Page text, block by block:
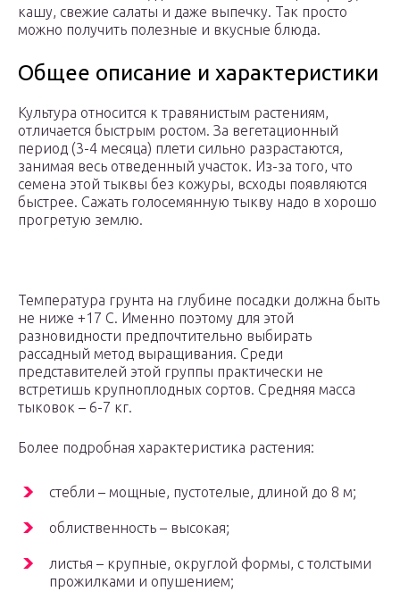
кашу, свежие салаты и даже выпечку. Так просто
можно получить полезные и вкусные блюда.
Общее описание и характеристики
Культура относится к травянистым растениям,
отличается быстрым ростом. За вегетационный
период (3-4 месяца) плети сильно разрастаются,
занимая весь отведенный участок. Из-за того, что
семена этой тыквы без кожуры, всходы появляются
быстрее. Сажать голосемянную тыкву надо в хорошо
прогретую землю.
Температура грунта на глубине посадки должна быть
не ниже +17 C. Именно поэтому для этой
разновидности предпочтительно выбирать
рассадный метод выращивания. Среди
представителей этой группы практически не
встретишь крупноплодных сортов. Средняя масса
тыковок – 6-7 кг.
Более подробная характеристика растения:
стебли – мощные, пустотелые, длиной до 8 м;
облиственность – высокая;
листья – крупные, округлой формы, с толстыми
прожилками и опушением;